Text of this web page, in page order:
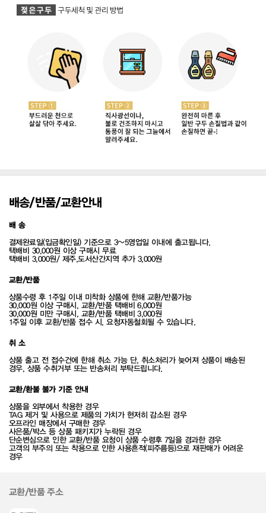
배송/반품/교환안내
배 송
결제완료일(입금확인일) 기준으로 3~5영업일 이내에 출고됩니다.
택배비 30,000원 이상 구매시 무료
택배비 3,000원/ 제주,도서산간지역 추가 3,000원
교환/반품
상품수령 후 1주일 이내 미착화 상품에 한해 교환/반품가능
30,000원 이상 구매시, 교환/반품 택배비 6,000원
30,000원 미만 구매시, 교환/반품 택배비 3,000원
1주일 이후 교환/반품 접수 시, 요청자동철회될 수 있습니다.
취 소
상품 출고 전 접수건에 한해 취소 가능 단, 취소처리가 늦어져 상품이 배송된
경우, 상품 수취거부 또는 반송처리 부탁드립니다.
교환/환불 불가 기준 안내
상품을 외부에서 착용한 경우
TAG 제거 및 사용으로 제품의 가치가 현저히 감소된 경우
오프라인 매장에서 구매한 경우
사은품/박스 등 상품 패키지가 누락된 경우
단순변심으로 인한 교환/반품 요청이 상품 수령후 7일을 경과한 경우
고객의 부주의 또는 착용으로 인한 사용흔적(피주름등)으로 재판매가 어려운
경우
교환/반품 주소